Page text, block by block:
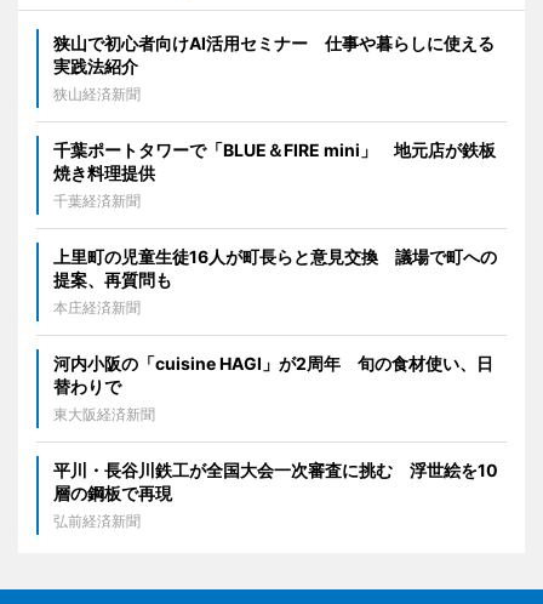
狭山で初心者向けAI活用セミナー 仕事や暮らしに使える
実践法紹介
狭山経済新聞
千葉ポートタワーで「BLUE＆FIRE mini」 地元店が鉄板
焼き料理提供
千葉経済新聞
上里町の児童生徒16人が町長らと意見交換 議場で町への
提案、再質問も
本庄経済新聞
河内小阪の「cuisine HAGI」が2周年 旬の食材使い、日
替わりで
東大阪経済新聞
平川・長谷川鉄工が全国大会一次審査に挑む 浮世絵を10
層の鋼板で再現
弘前経済新聞